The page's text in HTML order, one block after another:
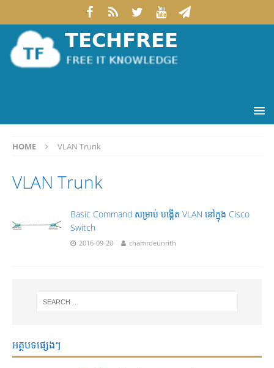
HOME VLAN Trunk
VLAN Trunk
Basic Command សម្រាប់ បង្កើត VLAN នៅក្នុង Cisco
Switch
2016-09-20 chamroeunrith
អត្ថបទផ្សេងៗ